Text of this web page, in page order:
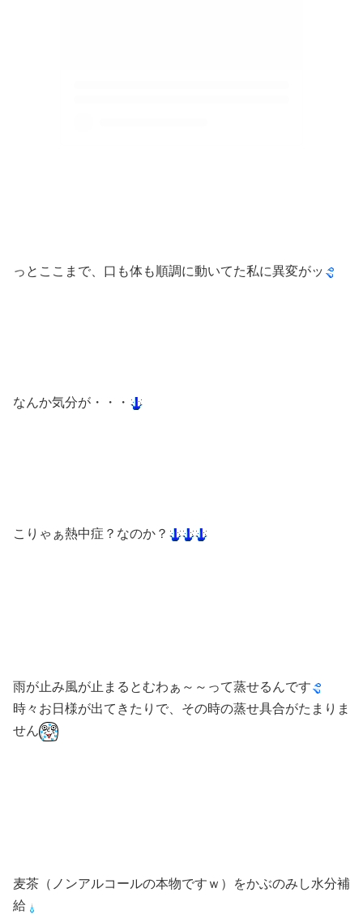
っとここまで、口も体も順調に動いてた私に異変がッ
なんか気分が・・・
こりゃぁ熱中症？なのか？
雨が止み風が止まるとむわぁ～～って蒸せるんです
時々お日様が出てきたりで、その時の蒸せ具合がたまりま
せん
麦茶（ノンアルコールの本物ですｗ）をかぶのみし水分補
給